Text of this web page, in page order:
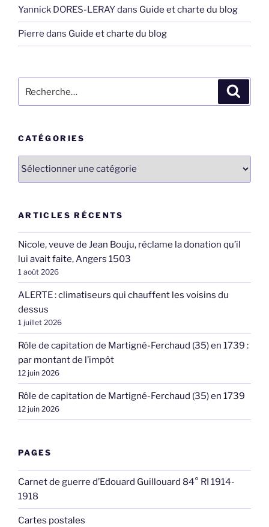
Yannick DORES-LERAYdans Guide et charte du blog
Pierre dans Guide et charte du blog
pour
CATÉGORIES
Catégories
ARTICLES RÉCENTS
Nicole, veuve de Jean Bouju, réclame la donation qu’il
lui avait faite, Angers 1503
1 août 2026
ALERTE : climatiseurs qui chauffent les voisins du
dessus
1 juillet 2026
Rôle de capitation de Martigné-Ferchaud (35) en 1739 :
par montant de l’impôt
12 juin 2026
Rôle de capitation de Martigné-Ferchaud (35) en 1739
12 juin 2026
PAGES
Carnet de guerre d’Edouard Guillouard 84° RI 1914-
1918
Cartes postales